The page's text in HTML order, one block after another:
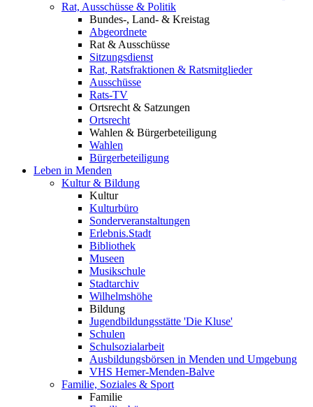
Rat, Ausschüsse & Politik
Bundes-, Land- & Kreistag
Abgeordnete
Rat & Ausschüsse
Sitzungsdienst
Rat, Ratsfraktionen & Ratsmitglieder
Ausschüsse
Rats-TV
Ortsrecht & Satzungen
Ortsrecht
Wahlen & Bürgerbeteiligung
Wahlen
Bürgerbeteiligung
Leben in Menden
Kultur & Bildung
Kultur
Kulturbüro
Sonderveranstaltungen
Erlebnis.Stadt
Bibliothek
Museen
Musikschule
Stadtarchiv
Wilhelmshöhe
Bildung
Jugendbildungsstätte 'Die Kluse'
Schulen
Schulsozialarbeit
Ausbildungsbörsen in Menden und Umgebung
VHS Hemer-Menden-Balve
Familie, Soziales & Sport
Familie